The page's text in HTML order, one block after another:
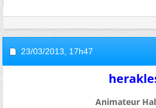
23/03/2013, 17h47
Animateur